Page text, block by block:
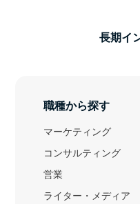
長期イ
職種から探す
マーケティング
コンサルティング
営業
ライター・メディア